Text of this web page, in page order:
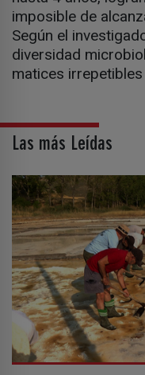
imposible de
Según el
diversidad
matices
Las más Leídas